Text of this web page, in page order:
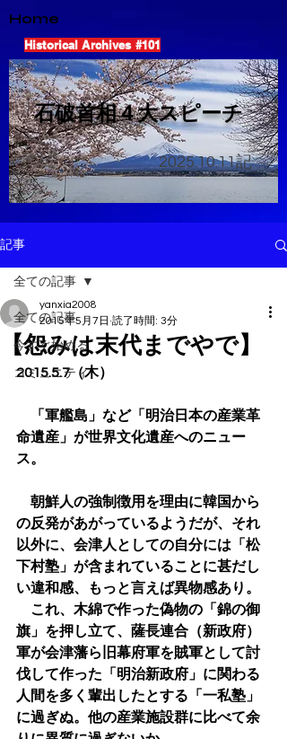
Home
Historical Archives #101
​石破首相４大スピーチ
2025.10.11記
記事
全ての記事
今すぐ始める
コミュニティ
全ての記事
【怨みは末代までやで】
yanxia2008
2015年5月7日 読了時間: 3分
2015.5.7（木）
「軍艦島」など「明治日本の産業革
命遺産」が世界文化遺産へのニュー
ス。
朝鮮人の強制徴用を理由に韓国から
の反発があがっているようだが、それ
以外に、会津人としての自分には「松
下村塾」が含まれていることに甚だし
い違和感、もっと言えば異物感あり。
これ、木綿で作った偽物の「錦の御
旗」を押し立て、薩長連合（新政府）
軍が会津藩ら旧幕府軍を賊軍として討
伐して作った「明治新政府」に関わる
人間を多く輩出したとする「一私塾」
に過ぎぬ。他の産業施設群に比べて余